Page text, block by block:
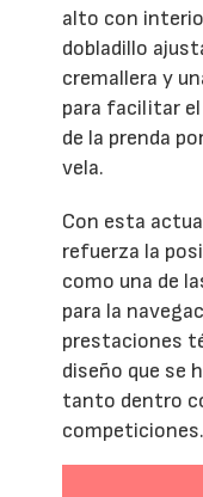
alto con
dobladillo
cremallera y
para facilitar
de la prenda
vela.
Con esta
refuerza la
como una de
para la
prestaciones
diseño que se
tanto dentro
competiciones.